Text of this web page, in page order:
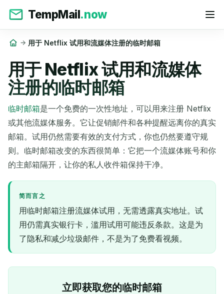
TempMail.now
用于 Netflix 试用和流媒体注册的临时邮箱
用于 Netflix 试用和流媒体
注册的临时邮箱
临时邮箱是一个免费的一次性地址，可以用来注册 Netflix
或其他流媒体服务。它让促销邮件和各种提醒远离你的真实
邮箱。试用仍然需要有效的支付方式，你也仍然要遵守规
则。临时邮箱改变的东西很简单：它把一个流媒体账号和你
的主邮箱隔开，让你的私人收件箱保持干净。
简而言之
用临时邮箱注册流媒体试用，无需透露真实地址。试
用仍需真实银行卡，滥用试用可能违反条款。这是为
了隐私和减少垃圾邮件，不是为了免费看视频。
立即获取您的临时邮箱